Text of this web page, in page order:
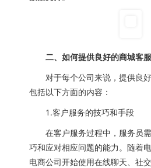
二、如何提供良好的商城客
对于每个公司来说，提供良好
包括以下方面的内容：
1.客户服务的技巧和手段
在客户服务过程中，服务员需
巧和应对相应问题的能力。随着
电商公司开始使用在线聊天、社